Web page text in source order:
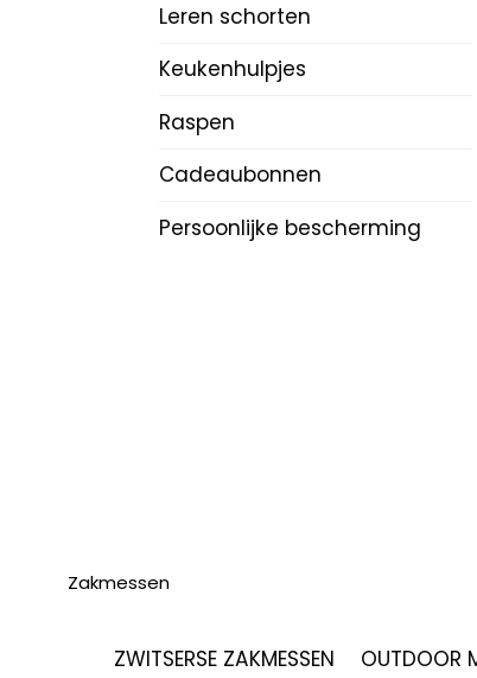
Leren schorten
Keukenhulpjes
Raspen
Cadeaubonnen
Persoonlijke bescherming
Zakmessen
ZWITSERSE ZAKMESSEN OUTDOOR